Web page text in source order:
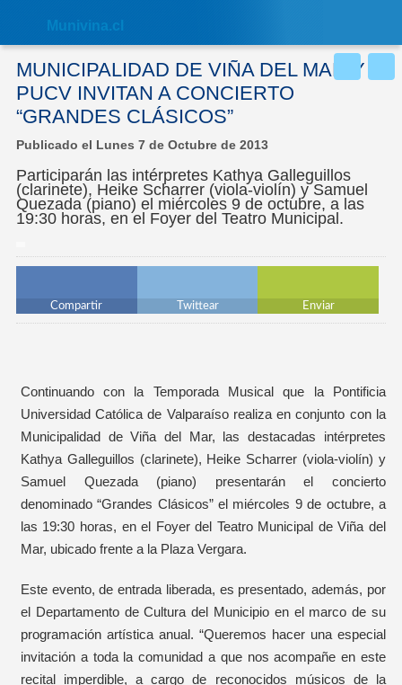
web
incluye
sistema
accesibilidad.
Munivina.cl
MUNICIPALIDAD DE VIÑA DEL MAR Y
PUCV INVITAN A CONCIERTO
“GRANDES CLÁSICOS”
Publicado el Lunes 7 de Octubre de 2013
Participarán las intérpretes Kathya Galleguillos
(clarinete), Heike Scharrer (viola-violín) y Samuel
Quezada (piano) el miércoles 9 de octubre, a las
19:30 horas, en el Foyer del Teatro Municipal.
Compartir Twittear Enviar
Continuando con la Temporada Musical que la Pontificia
Universidad Católica de Valparaíso realiza en conjunto con la
Municipalidad de Viña del Mar, las destacadas intérpretes
Kathya Galleguillos (clarinete), Heike Scharrer (viola-violín) y
Samuel Quezada (piano) presentarán el concierto
denominado “Grandes Clásicos” el miércoles 9 de octubre, a
las 19:30 horas, en el Foyer del Teatro Municipal de Viña del
Mar, ubicado frente a la Plaza Vergara.
Este evento, de entrada liberada, es presentado, además, por
el Departamento de Cultura del Municipio en el marco de su
programación artística anual. “Queremos hacer una especial
invitación a toda la comunidad a que nos acompañe en este
recital imperdible, a cargo de reconocidos músicos de la